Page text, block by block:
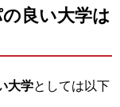
良い大学は
大学としては以下